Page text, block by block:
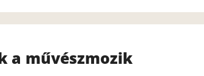
a művészmozik